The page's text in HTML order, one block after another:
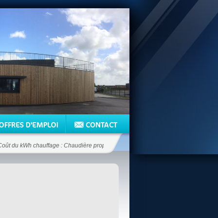
du kWh chauffage : Chaudière propane 12.5 c€/kWh - Chaudière fioul 6.6 c€/